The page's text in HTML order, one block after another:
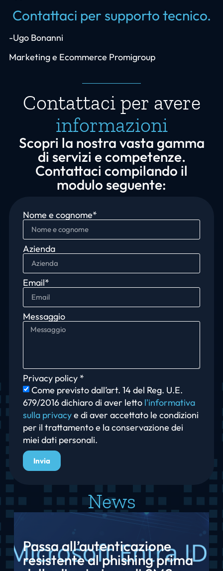
Contattaci per supporto tecnico.
-Ugo Bonanni
Marketing e Ecommerce Promigroup
Contattaci per avere
informazioni
Scopri la nostra vasta gamma
di servizi e competenze.
Contattaci compilando il
modulo seguente:
Nome e cognome*
Azienda
Email*
Messaggio
Privacy policy *
Come previsto dall’art. 14 del Reg. U.E.
679/2016 dichiaro di aver letto l'informativa
sulla privacye di aver accettato le condizioni
per il trattamento e la conservazione dei
miei dati personali.
Invia
News
Passa all’autenticazione
resistente al phishing prima